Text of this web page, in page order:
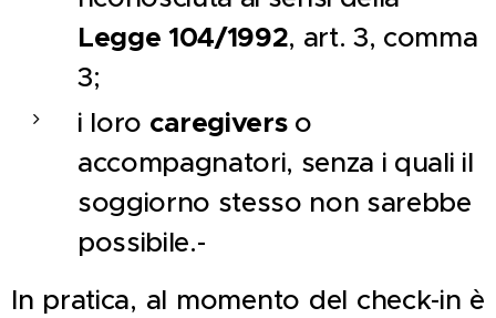
Legge 104/1992, art. 3, comma
3;
i loro caregiverso
accompagnatori, senza i quali il
soggiorno stesso non sarebbe
possibile.-
In pratica, al momento del check-in è